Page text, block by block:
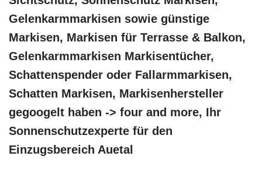
Gelenkarmmarkisen sowie günstige
Markisen, Markisen für Terrasse & Balkon,
Gelenkarmmarkisen Markisentücher,
Schattenspender oder Fallarmmarkisen,
Schatten Markisen, Markisenhersteller
gegoogelt haben -> four and more, Ihr
Sonnenschutzexperte für den
Einzugsbereich Auetal